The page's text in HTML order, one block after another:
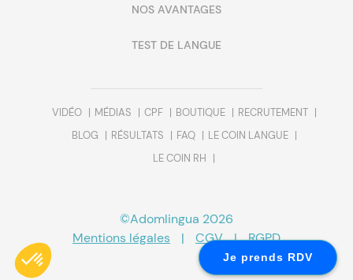
Je prends RDV
NOS AVANTAGES
TEST DE LANGUE
VIDÉO MÉDIAS CPF BOUTIQUE
RECRUTEMENT
BLOG
RÉSULTATS FAQ
LE COIN LANGUE
LE COIN RH
©Adomlingua 2026
Mentions légales
| CGV | RGPD